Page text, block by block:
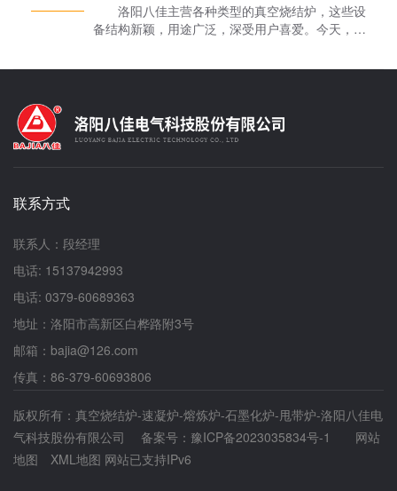
温环节同样关键。不可让炉体快速冷却，否则易对
炉内材料及炉体结构造成热应力损伤。建议先自然
冷设备辅助降温，逐步将炉温降至室温。整个降温
质等。定期清洁十分必要，可利用专用吸尘设备清
理炉内积尘，防止粉尘堆积影响加热效果与设备性
件也不容忽视，检查密封是否良好，若有老化、磨
损导致密封不严，及时更换密封件，确保炉内热量
电气系统，包括线路连接是否牢固、控制器参数是
否准确等。清理电气柜内灰尘，防止因灰尘积聚引
继电器等，备好备用件，以便元件损坏时能及时更
换，减少设备停机时间。熟练掌握石墨化炉操作技
命，保障生产顺利进行，为企业创造更大价值。
洛阳八佳主营各种类型的真空烧结炉，这些设
备结构新颖，用途广泛，深受用户喜爱。今天，小
工业炉正常运行。 在真空容器内，会产生弧
光放电，真空容器内的通电导体在较高电压下，会
联系方式
联系人：段经理
电话: 15137942993
电话: 0379-60689363
地址：洛阳市高新区白桦路附3号
邮箱：bajia@126.com
传真：86-379-60693806
版权所有：真空烧结炉-速凝炉-熔炼炉-石墨化炉-甩带炉-洛阳八佳电
气科技股份有限公司 备案号： 豫ICP备2023035834号-1
网站
地图
XML地图 网站已支持IPv6